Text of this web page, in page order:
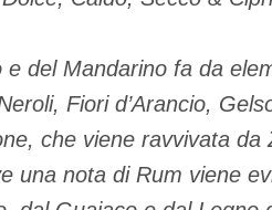
del Mandarino fa da
Fiori d’Arancio,
che viene ravvivata da
una nota di Rum viene